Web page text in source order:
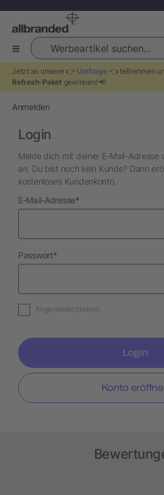
Werbeartikel suchen...
Jetzt an unserer 👉 Umfrage👈 teilnehmen
Refresh-Paket gewinnen! 📢
Anmelden
Login
Melde dich mit deiner E-Mail-Adresse
an. Du bist noch kein Kunde? Dann
kostenloses Kundenkonto.
E-Mail-Adresseerforderlich
*
Passworterforderlich
*
Angemeldet bleiben
Login
Konto